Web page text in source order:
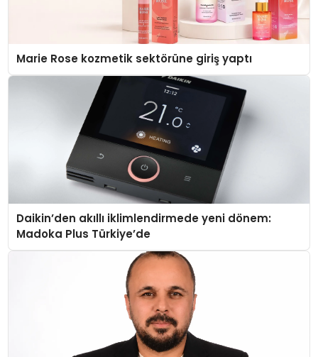
Marie Rose kozmetik sektörüne giriş yaptı
Daikin’den akıllı iklimlendirmede yeni dönem:
Madoka Plus Türkiye’de